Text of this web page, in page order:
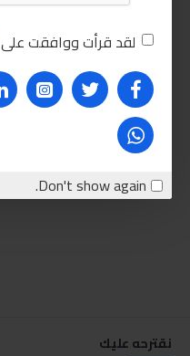
لقد قرأت ووافقت على
Don't show again.
نقترحه عليك